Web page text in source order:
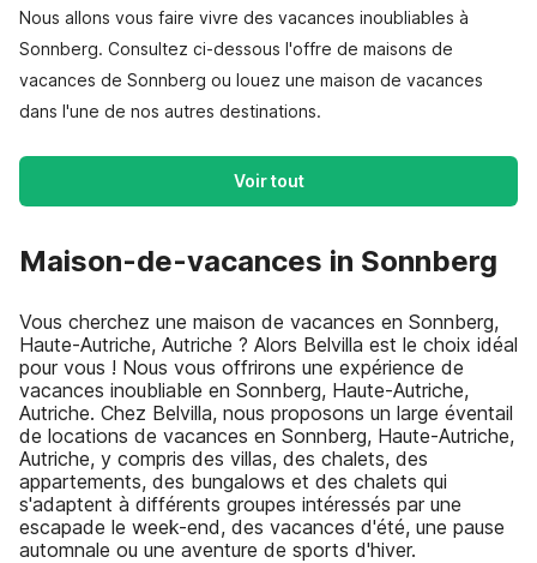
Nous allons vous faire vivre des vacances inoubliables à
Sonnberg. Consultez ci-dessous l'offre de maisons de
vacances de Sonnberg ou louez une maison de vacances
dans l'une de nos autres destinations.
Voir tout
Maison-de-vacances in Sonnberg
Vous cherchez une maison de vacances en Sonnberg,
Haute-Autriche, Autriche ? Alors Belvilla est le choix idéal
pour vous ! Nous vous offrirons une expérience de
vacances inoubliable en Sonnberg, Haute-Autriche,
Autriche. Chez Belvilla, nous proposons un large éventail
de locations de vacances en Sonnberg, Haute-Autriche,
Autriche, y compris des villas, des chalets, des
appartements, des bungalows et des chalets qui
s'adaptent à différents groupes intéressés par une
escapade le week-end, des vacances d'été, une pause
automnale ou une aventure de sports d'hiver.